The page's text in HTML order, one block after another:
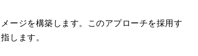
ージを構築します。このアプローチを採用す
します。